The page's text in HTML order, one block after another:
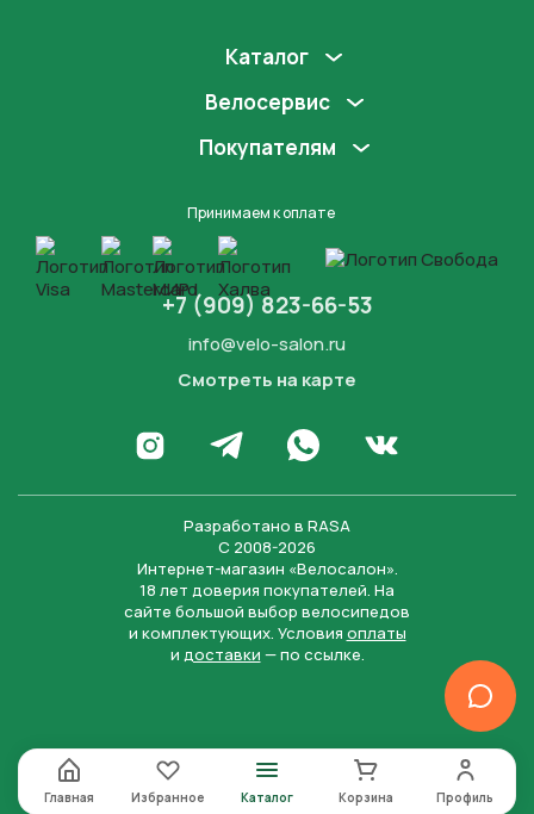
Каталог
Велосервис
Покупателям
Принимаем к оплате
+7 (909) 823-66-53
info@velo-salon.ru
Смотреть на карте
Перейти в Инстаграм
Написать в Телеграм
Написать в WhatsApp
Перейти во
Разработано в RASA
С 2008-2026
Интернет-магазин «Велосалон».
18 лет доверия покупателей. На
сайте большой выбор велосипедов
и комплектующих. Условия оплаты
и доставки — по ссылке.
Главная Избранное Каталог Корзина Профиль
Нажимая на кнопку “Отправить заявку”, вы даете
согласие на обработку персональных данных и
соглашаетесь с политикой конфиденциальности